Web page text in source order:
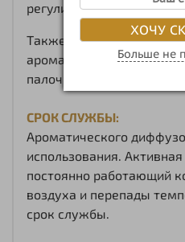
ХОЧУ
Больше не
регулировать
Также для достижения
аромата, время от
палочки и заново
СРОК СЛУЖБЫ:
Ароматического
использования.
постоянно работающий
воздуха и перепады
срок службы.